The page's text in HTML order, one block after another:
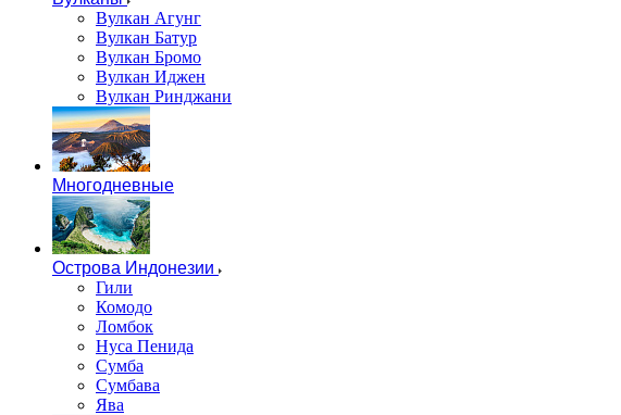
Вулкан Агунг
Вулкан Батур
Вулкан Бромо
Вулкан Иджен
Вулкан Ринджани
Многодневные
Острова Индонезии
Гили
Комодо
Ломбок
Нуса Пенида
Сумба
Сумбава
Ява